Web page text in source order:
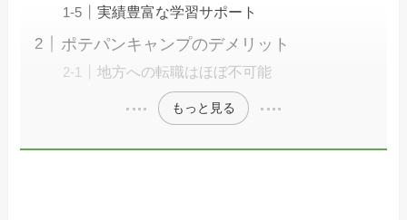
実績豊富な学習サポート
ポテパンキャンプのデメリット
地方への転職はほぼ不可能
もっと見る